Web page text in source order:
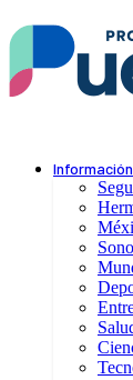
Información